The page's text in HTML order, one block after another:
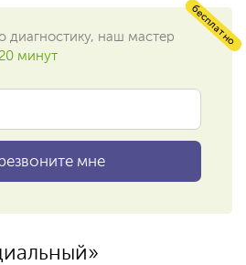
бесплатно
диагностику, наш мастер
20 минут